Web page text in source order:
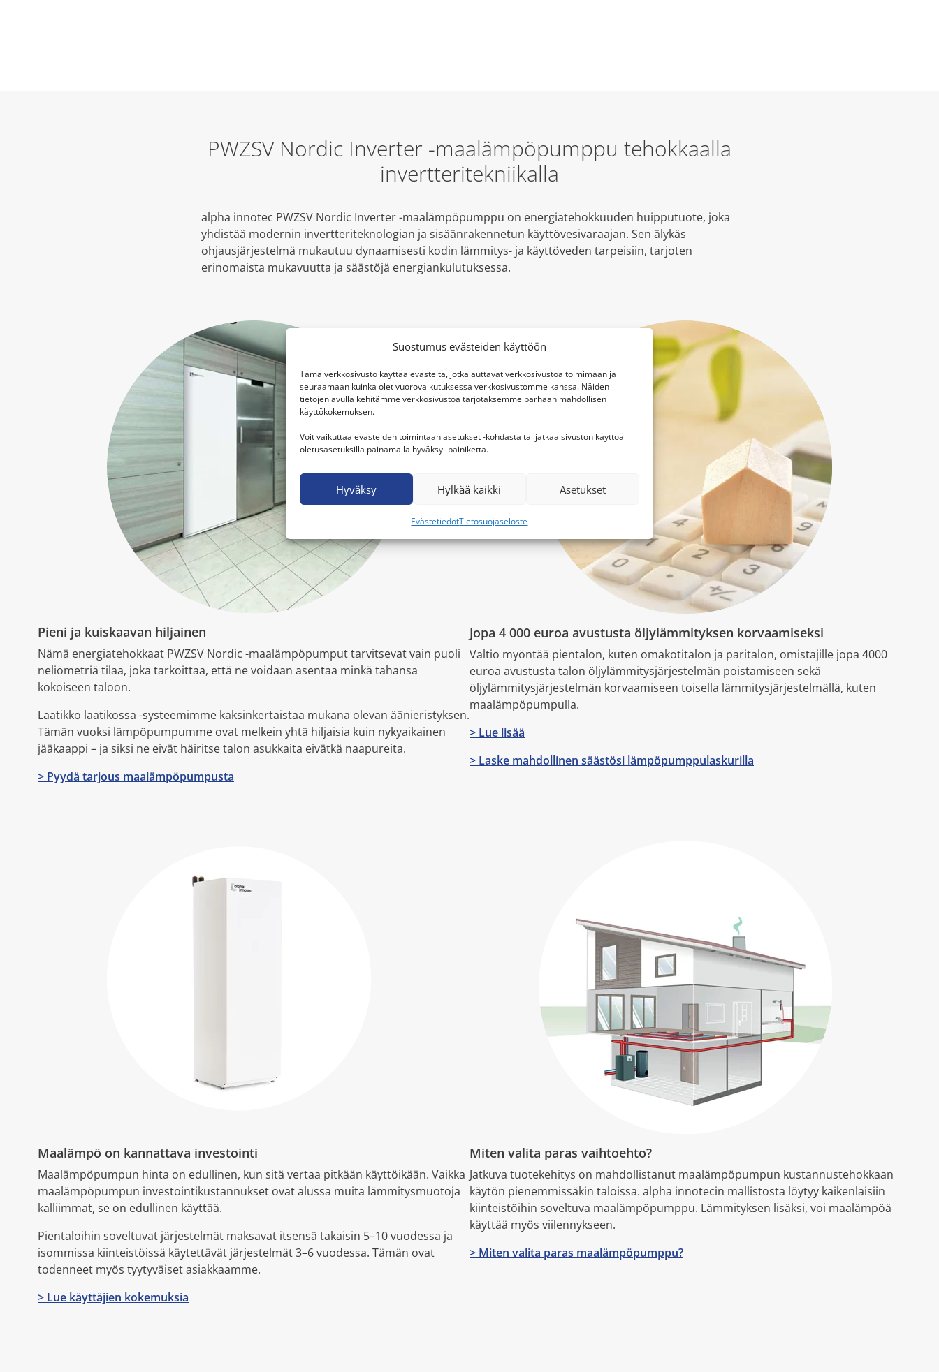
Suostumus evästeiden käyttöön
Tämä verkkosivusto käyttää evästeitä, jotka auttavat verkkosivustoa toimimaan ja
seuraamaan kuinka olet vuorovaikutuksessa verkkosivustomme kanssa. Näiden
tietojen avulla kehitämme verkkosivustoa tarjotaksemme parhaan mahdollisen
käyttökokemuksen.
Voit vaikuttaa evästeiden toimintaan asetukset -kohdasta tai jatkaa sivuston käyttöä
oletusasetuksilla painamalla hyväksy -painiketta.
Hyväksy Hylkää kaikki Asetukset
EvästetiedotTietosuojaseloste
PWZSV Nordic Inverter -maalämpöpumppu tehokkaalla
invertteritekniikalla
alpha innotec PWZSV Nordic Inverter -maalämpöpumppu on energiatehokkuuden huipputuote, joka
yhdistää modernin invertteriteknologian ja sisäänrakennetun käyttövesivaraajan. Sen älykäs
ohjausjärjestelmä mukautuu dynaamisesti kodin lämmitys- ja käyttöveden tarpeisiin, tarjoten
erinomaista mukavuutta ja säästöjä energiankulutuksessa.
Pieni ja kuiskaavan hiljainen
Nämä energiatehokkaat PWZSV Nordic -maalämpöpumput tarvitsevat vain puoli
neliömetriä tilaa, joka tarkoittaa, että ne voidaan asentaa minkä tahansa
kokoiseen taloon.
Laatikko laatikossa -systeemimme kaksinkertaistaa mukana olevan äänieristyksen.
Tämän vuoksi lämpöpumpumme ovat melkein yhtä hiljaisia kuin nykyaikainen
jääkaappi – ja siksi ne eivät häiritse talon asukkaita eivätkä naapureita.
> Pyydä tarjous maalämpöpumpusta
Jopa 4 000 euroa avustusta öljylämmityksen korvaamiseksi
Valtio myöntää pientalon, kuten omakotitalon ja paritalon, omistajille jopa 4000
euroa avustusta talon öljylämmitysjärjestelmän poistamiseen sekä
öljylämmitysjärjestelmän korvaamiseen toisella lämmitysjärjestelmällä, kuten
maalämpöpumpulla.
> Lue lisää
> Laske mahdollinen säästösi lämpöpumppulaskurilla
Maalämpö on kannattava investointi
Maalämpöpumpun hinta on edullinen, kun sitä vertaa pitkään käyttöikään. Vaikka
maalämpöpumpun investointikustannukset ovat alussa muita lämmitysmuotoja
kalliimmat, se on edullinen käyttää.
Pientaloihin soveltuvat järjestelmät maksavat itsensä takaisin 5–10 vuodessa ja
isommissa kiinteistöissä käytettävät järjestelmät 3–6 vuodessa. Tämän ovat
todenneet myös tyytyväiset asiakkaamme.
> Lue käyttäjien kokemuksia
Miten valita paras vaihtoehto?
Jatkuva tuotekehitys on mahdollistanut maalämpöpumpun kustannustehokkaan
käytön pienemmissäkin taloissa. alpha innotecin mallistosta löytyy kaikenlaisiin
kiinteistöihin soveltuva maalämpöpumppu. Lämmityksen lisäksi, voi maalämpöä
käyttää myös viilennykseen.
> Miten valita paras maalämpöpumppu?